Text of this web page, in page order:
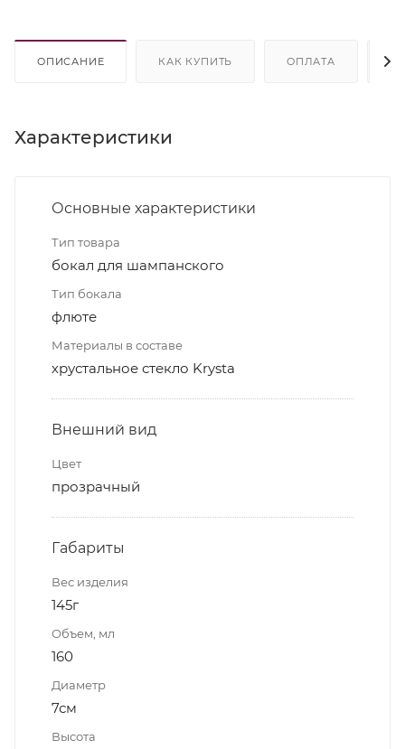
ОПИСАНИЕ КАК КУПИТЬ ОПЛАТА
Характеристики
Основные характеристики
Тип товара
бокал для шампанского
Тип бокала
флюте
Материалы в составе
хрустальное стекло Krysta
Внешний вид
Цвет
прозрачный
Габариты
Вес изделия
145г
Объем, мл
160
Диаметр
7см
Высота